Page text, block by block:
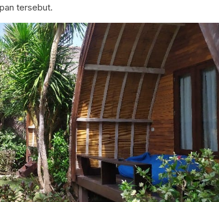
tersebut.